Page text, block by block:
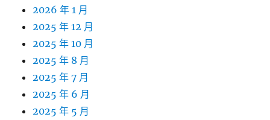
2026 年 1 月
2025 年 12 月
2025 年 10 月
2025 年 8 月
2025 年 7 月
2025 年 6 月
2025 年 5 月